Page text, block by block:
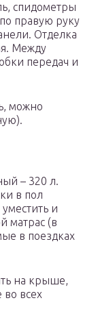
спидометры
правую руку
Отделка
Между
передач и
можно
– 320 л.
в пол
и
матрас (в
в поездках
на крыше,
всех